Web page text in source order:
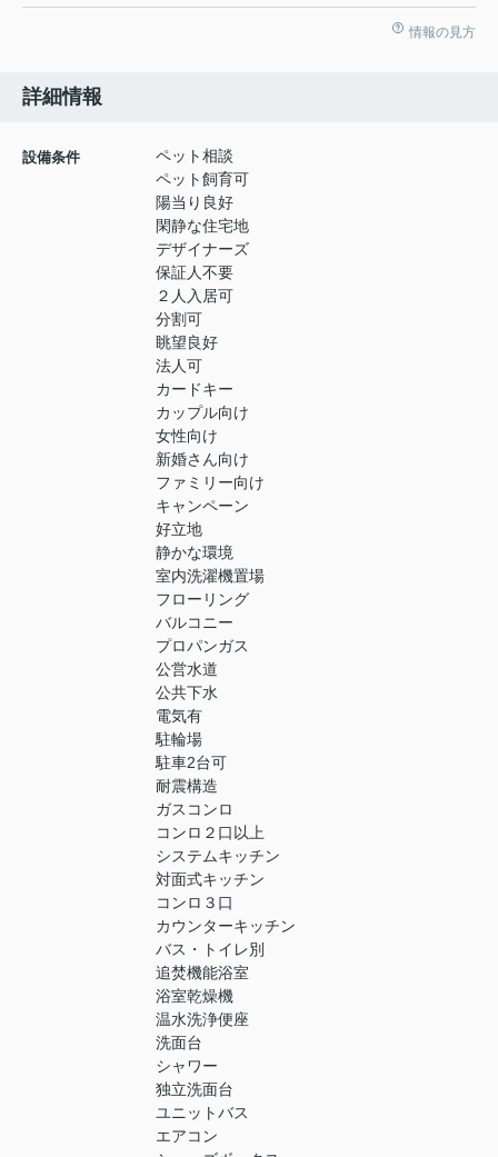
情報の見方
詳細情報
設備条件
ペット相談
ペット飼育可
陽当り良好
閑静な住宅地
デザイナーズ
保証人不要
２人入居可
分割可
眺望良好
法人可
カードキー
カップル向け
女性向け
新婚さん向け
ファミリー向け
キャンペーン
好立地
静かな環境
室内洗濯機置場
フローリング
バルコニー
プロパンガス
公営水道
公共下水
電気有
駐輪場
駐車2台可
耐震構造
ガスコンロ
コンロ２口以上
システムキッチン
対面式キッチン
コンロ３口
カウンターキッチン
バス・トイレ別
追焚機能浴室
浴室乾燥機
温水洗浄便座
洗面台
シャワー
独立洗面台
ユニットバス
エアコン